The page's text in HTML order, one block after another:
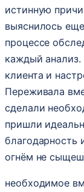
истинную
выяснилось
процессе
каждый
клиента и
Переживала
сделали
пришли
благодарность
огнём не
необходимое